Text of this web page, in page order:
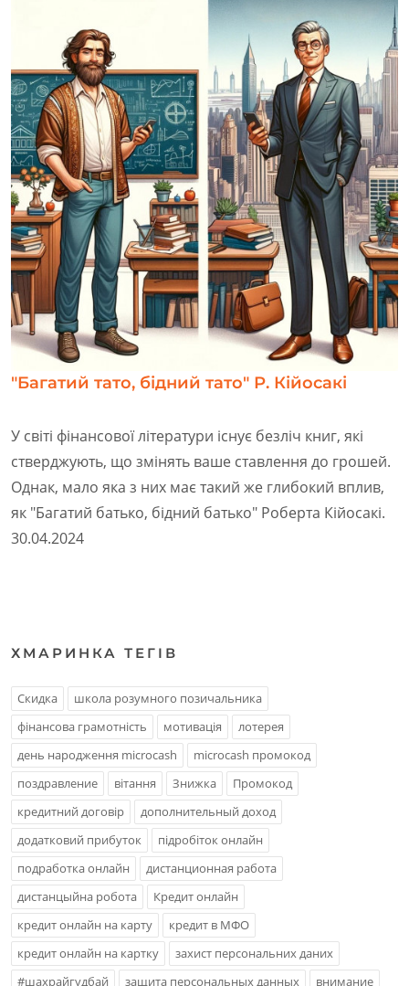
"Багатий тато, бідний тато" Р. Кійосакі
У світі фінансової літератури існує безліч книг, які
стверджують, що змінять ваше ставлення до грошей.
Однак, мало яка з них має такий же глибокий вплив,
як "Багатий батько, бідний батько" Роберта Кійосакі.
30.04.2024
ХМАРИНКА ТЕГIВ
Скидка
школа розумного позичальника
фінансова грамотність
мотивація
лотерея
день народження microcash
microcash промокод
поздравление
вітання Знижка
Промокод
кредитний договір
дополнительный доход
додатковий прибуток
підробіток онлайн
подработка онлайн
дистанционная работа
дистанцыйна робота
Кредит онлайн
кредит онлайн на карту
кредит в МФО
кредит онлайн на картку
захист персональних даних
#шахрайгудбай
защита персональных данных внимание